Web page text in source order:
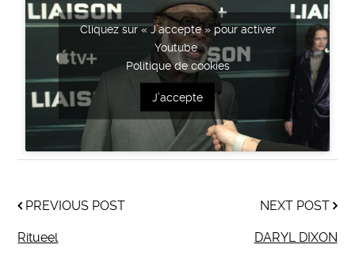
Cliquez sur « J’accepte » pour activer
Youtube
Politique de cookies
J’accepte
PREVIOUS POST
Ritueel
NEXT POST
DARYL DIXON